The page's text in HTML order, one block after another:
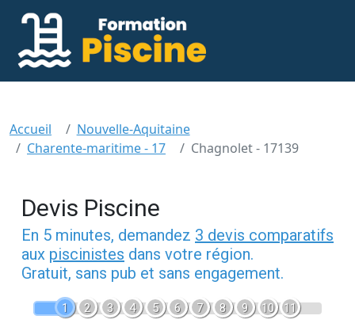
Accueil
Nouvelle-Aquitaine
Charente-maritime - 17
Chagnolet - 17139
Devis Piscine
En 5 minutes, demandez 3 devis comparatifs
aux piscinistes dans votre région.
Gratuit, sans pub et sans engagement.
1 2 3 4 5 6 7 8 9 10 11